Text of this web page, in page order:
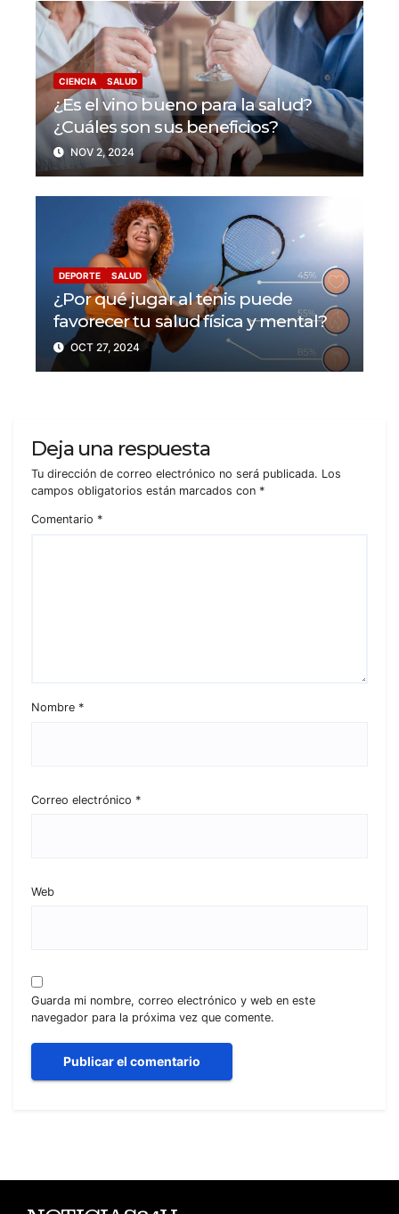
CIENCIA SALUD
¿Es el vino bueno para la salud?
¿Cuáles son sus beneficios?
NOV 2, 2024
DEPORTE SALUD
¿Por qué jugar al tenis puede
favorecer tu salud física y mental?
OCT 27, 2024
Deja una respuesta
Tu dirección de correo electrónico no será publicada. Los
campos obligatorios están marcados con *
Comentario *
Nombre *
Correo electrónico *
Web
Guarda mi nombre, correo electrónico y web en este
navegador para la próxima vez que comente.